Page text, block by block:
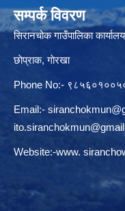
सम्पर्क विवरण
सिरानचोक गाउँपालिका कार्यालय
छाेप्राक, गाेरखा
Phone No:-
Email:-
Website:-www.